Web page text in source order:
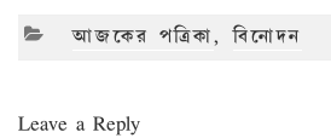
CATEGORIES
আজকের পত্রিকা,বিনোদন
Leave a Reply